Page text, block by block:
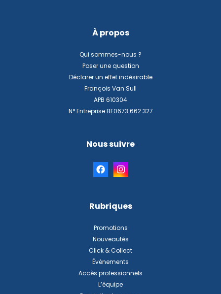
À propos
Qui sommes-nous ?
Poser une question
Déclarer un effet indésirable
François Van Sull
APB 610304
N° Entreprise BE0673.662.327
Nous suivre
Rubriques
Promotions
Nouveautés
Click & Collect
Événements
Accès professionnels
L’équipe